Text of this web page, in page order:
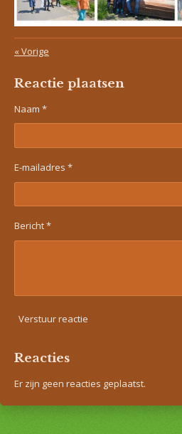
«Vorige
Reactie plaatsen
Naam *
E-mailadres *
Bericht *
Verstuur reactie
Reacties
Er zijn geen reacties geplaatst.